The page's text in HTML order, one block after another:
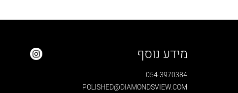
מידע נוסף
054-3970384
POLISHED@DIAMONDSVIEW.COM